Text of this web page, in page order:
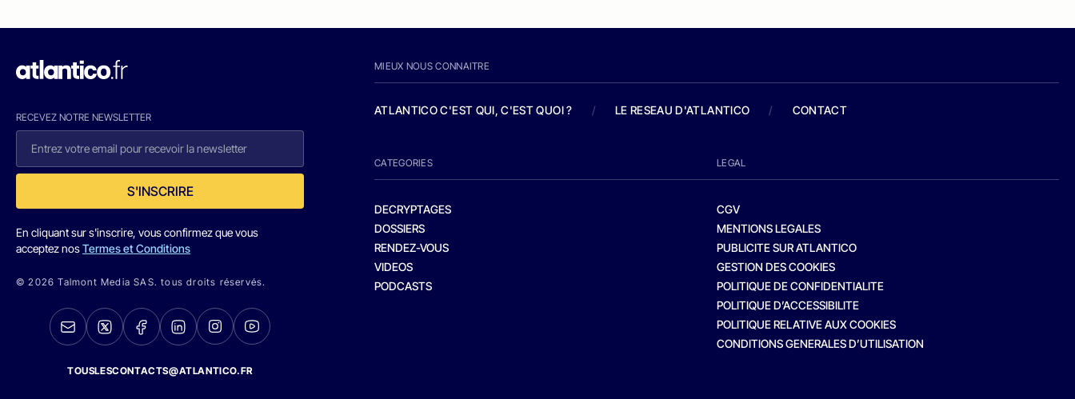
RECEVEZ NOTRE NEWSLETTER
S'INSCRIRE
En cliquant sur s'inscrire, vous confirmez que vous
acceptez nosTermes et Conditions
© 2026 Talmont Media SAS. tous droits réservés.
TOUSLESCONTACTS@ATLANTICO.FR
MIEUX NOUS CONNAITRE
ATLANTICO C'EST QUI, C'EST QUOI ? / LE RESEAU D'ATLANTICO / CONTACT
CATEGORIES
DECRYPTAGES
DOSSIERS
RENDEZ-VOUS
VIDEOS
PODCASTS
LEGAL
CGV
MENTIONS LEGALES
PUBLICITE SUR ATLANTICO
GESTION DES COOKIES
POLITIQUE DE CONFIDENTIALITE
POLITIQUE D’ACCESSIBILITE
POLITIQUE RELATIVE AUX COOKIES
CONDITIONS GENERALES D’UTILISATION